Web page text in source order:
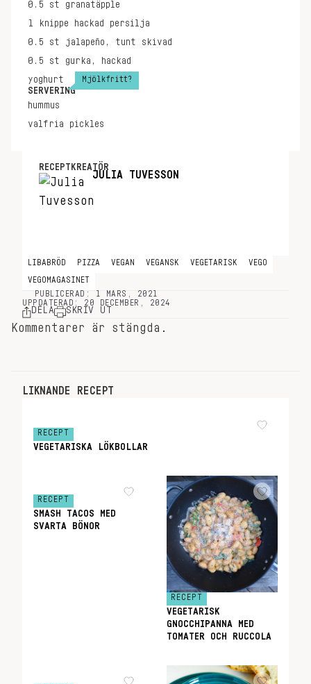
0.5 st
granatäpple
1
knippe
hackad persilja
0.5 st
jalapeño, tunt skivad
0.5 st
gurka, hackad
yoghurt
Mjölkfritt?
SERVERING
hummus
valfria pickles
RECEPTKREATÖR
JULIA TUVESSON
LIBABRÖD PIZZA VEGAN VEGANSK VEGETARISK VEGO
VEGOMAGASINET
PUBLICERAD: 1 MARS, 2021
UPPDATERAD: 20 DECEMBER, 2024
DELA SKRIV UT
Kommentarer är stängda.
LIKNANDE RECEPT
RECEPT
VEGETARISKA LÖKBOLLAR
RECEPT
SMASH TACOS MED
SVARTA BÖNOR
RECEPT
VEGETARISK
GNOCCHIPANNA MED
TOMATER OCH RUCCOLA